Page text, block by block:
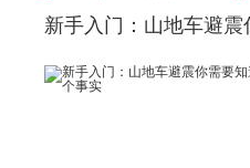
新手入门：山地车避